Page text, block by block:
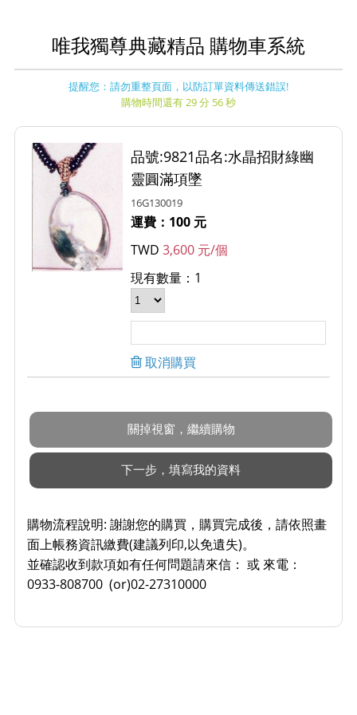
唯我獨尊典藏精品 購物車系統
提醒您：請勿重整頁面，以防訂單資料傳送錯誤!
購物時間還有 29 分 56 秒
品號:9821品名:水晶招財綠幽
靈圓滿項墜
16G130019
運費：100 元
TWD3,600 元/個
現有數量：1
取消購買
購物流程說明: 謝謝您的購買，購買完成後，請依照畫
面上帳務資訊繳費(建議列印,以免遺失)。
並確認收到款項如有任何問題請來信： 或 來電：
0933-808700 (or)02-27310000